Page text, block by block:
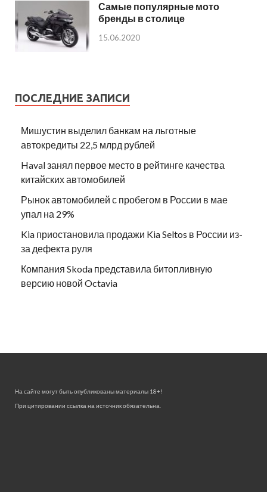
Самые популярные мото
бренды в столице
15.06.2020
ПОСЛЕДНИЕ ЗАПИСИ
Мишустин выделил банкам на льготные
автокредиты 22,5 млрд рублей
Haval занял первое место в рейтинге качества
китайских автомобилей
Рынок автомобилей с пробегом в России в мае
упал на 29%
Kia приостановила продажи Kia Seltos в России из-
за дефекта руля
Компания Skoda представила битопливную
версию новой Octavia
На сайте могут быть опубликованы материалы 18+!
При цитировании ссылка на источник обязательна.